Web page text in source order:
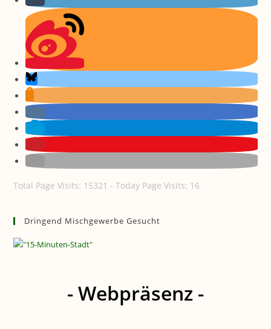
Total Page Visits: 15321 - Today Page Visits: 16
Dringend Mischgewerbe Gesucht
- Webpräsenz -